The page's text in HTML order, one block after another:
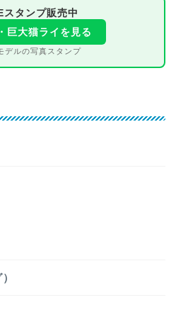
スタンプ販売中
巨大猫ライを見る
デルの写真スタンプ